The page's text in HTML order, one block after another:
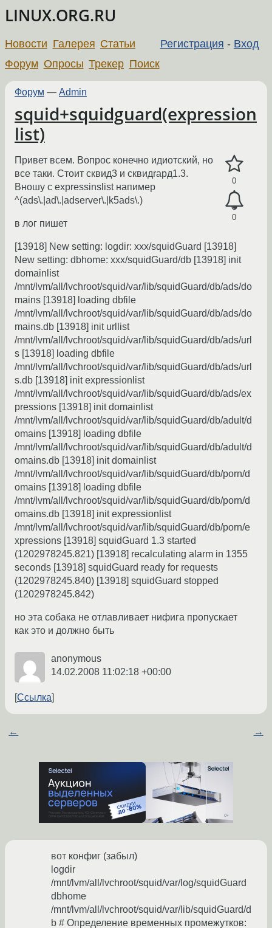
LINUX.ORG.RU
Регистрация - Вход
Новости Галерея Статьи
Форум Опросы Трекер Поиск
Форум — Admin
squid+squidguard(expression
list)
0
0
Привет всем. Вопрос конечно идиотский, но
все таки. Стоит сквид3 и сквидrард1.3.
Вношу с expressinslist напимер
^(ads\.|ad\.|adserver\.|k5ads\.)
в лог пишет
[13918] New setting: logdir: xxx/squidGuard [13918]
New setting: dbhome: xxx/squidGuard/db [13918] init
domainlist
/mnt/lvm/all/lvchroot/squid/var/lib/squidGuard/db/ads/do
mains [13918] loading dbfile
/mnt/lvm/all/lvchroot/squid/var/lib/squidGuard/db/ads/do
mains.db [13918] init urllist
/mnt/lvm/all/lvchroot/squid/var/lib/squidGuard/db/ads/url
s [13918] loading dbfile
/mnt/lvm/all/lvchroot/squid/var/lib/squidGuard/db/ads/url
s.db [13918] init expressionlist
/mnt/lvm/all/lvchroot/squid/var/lib/squidGuard/db/ads/ex
pressions [13918] init domainlist
/mnt/lvm/all/lvchroot/squid/var/lib/squidGuard/db/adult/d
omains [13918] loading dbfile
/mnt/lvm/all/lvchroot/squid/var/lib/squidGuard/db/adult/d
omains.db [13918] init domainlist
/mnt/lvm/all/lvchroot/squid/var/lib/squidGuard/db/porn/d
omains [13918] loading dbfile
/mnt/lvm/all/lvchroot/squid/var/lib/squidGuard/db/porn/d
omains.db [13918] init expressionlist
/mnt/lvm/all/lvchroot/squid/var/lib/squidGuard/db/porn/e
xpressions [13918] squidGuard 1.3 started
(1202978245.821) [13918] recalculating alarm in 1355
seconds [13918] squidGuard ready for requests
(1202978245.840) [13918] squidGuard stopped
(1202978245.842)
но эта собака не отлавливает нифига пропускает
как это и должно быть
anonymous
14.02.2008 11:02:18 +00:00
Ссылка
← →
вот конфиг (забыл)
logdir
/mnt/lvm/all/lvchroot/squid/var/log/squidGuard
dbhome
/mnt/lvm/all/lvchroot/squid/var/lib/squidGuard/d
b # Определение временных промежутков: